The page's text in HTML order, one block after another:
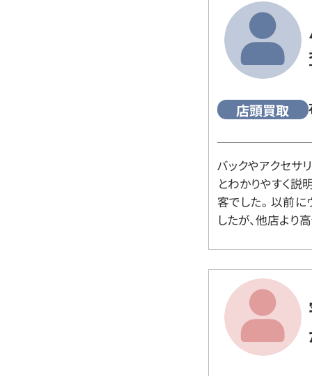
店頭買取
バックやアクセサ
とわかりやすく説
客でした。 以前
したが、他店より